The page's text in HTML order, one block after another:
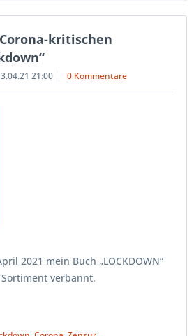
kritischen
21:00 0 Kommentare
2021 mein Buch „LOCKDOWN“
verbannt.